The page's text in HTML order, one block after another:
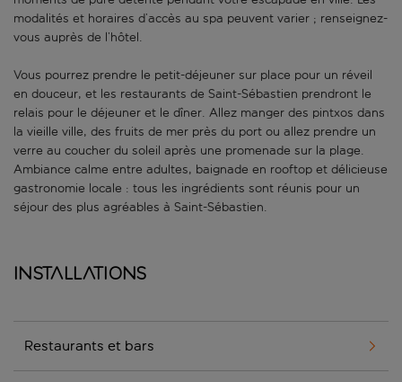
modalités et horaires d’accès au spa peuvent varier ; renseignez-
vous auprès de l’hôtel.
Vous pourrez prendre le petit-déjeuner sur place pour un réveil
en douceur, et les restaurants de Saint-Sébastien prendront le
relais pour le déjeuner et le dîner. Allez manger des pintxos dans
la vieille ville, des fruits de mer près du port ou allez prendre un
verre au coucher du soleil après une promenade sur la plage.
Ambiance calme entre adultes, baignade en rooftop et délicieuse
gastronomie locale : tous les ingrédients sont réunis pour un
séjour des plus agréables à Saint-Sébastien.
Installations
Restaurants et bars